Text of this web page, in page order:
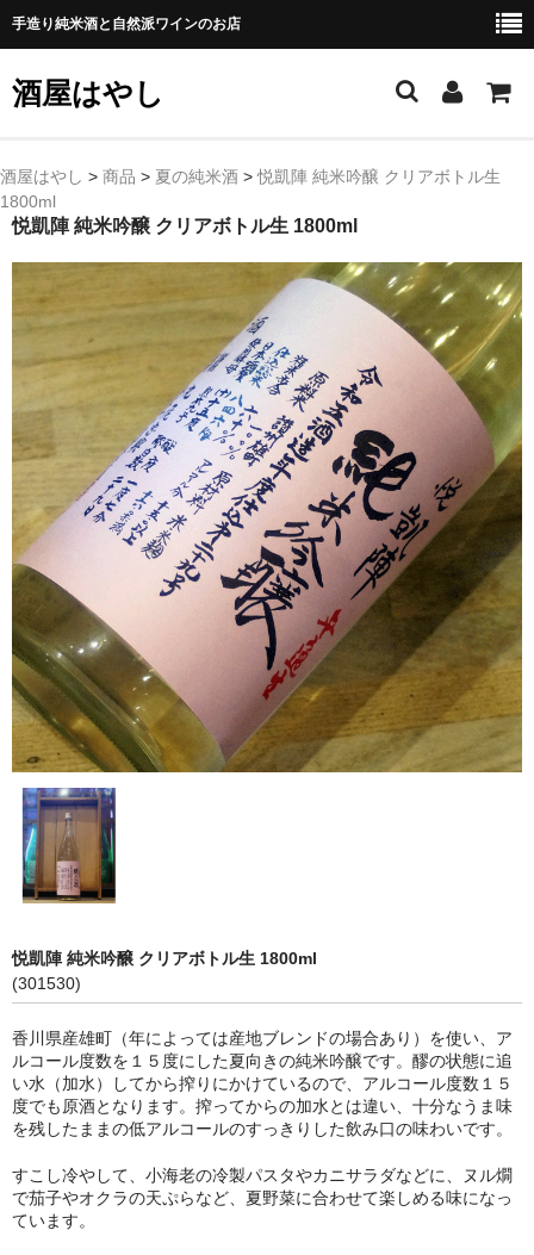
手造り純米酒と自然派ワインのお店
酒屋はやし
ホーム
商品カテゴリー
純 米 酒
よえもん 川村酒造店（岩手県花巻市）
田从･月下の舞 舞鶴酒造（秋田県横手市）
綿屋 金の井酒造（宮城県栗原市）
大七 大七酒造（福島県二本松市）
宗玄 宗玄酒造（石川県珠洲市）
神亀 神亀酒造（埼玉県蓮田市）
隆・丹沢山 川西屋酒造店（神奈川県足柄上郡）
長珍 長珍酒造（愛知県津島市）
天遊琳・伊勢の白酒 タカハシ酒造（三重県四日市市）
るみ子の酒・英・妙の華 森喜酒造（三重県伊賀市）
大治郎・喜量能 畑酒造（滋賀県東近江市）
秋鹿・奥鹿 秋鹿酒造（大阪府豊能郡能勢町）
竹泉 田治米（兵庫県朝来市）
諏訪泉 諏訪酒造（鳥取県八頭郡智頭町）
✚旭日 旭日酒造（島根県出雲市）
悦凱陣 丸尾本店（香川県琴平市）
旭菊・綾花 旭菊酒造（福岡県久留米市）
酒屋はやし > 商品 > 夏の純米酒 >悦凱陣 純米吟醸 クリアボトル生
1800ml
悦凱陣 純米吟醸 クリアボトル生 1800ml
悦凱陣 純米吟醸 クリアボトル生 1800ml
(301530)
香川県産雄町（年によっては産地ブレンドの場合あり）を使い、ア
ルコール度数を１５度にした夏向きの純米吟醸です。醪の状態に追
い水（加水）してから搾りにかけているので、アルコール度数１５
度でも原酒となります。搾ってからの加水とは違い、十分なうま味
を残したままの低アルコールのすっきりした飲み口の味わいです。
すこし冷やして、小海老の冷製パスタやカニサラダなどに、ヌル燗
で茄子やオクラの天ぷらなど、夏野菜に合わせて楽しめる味になっ
ています。